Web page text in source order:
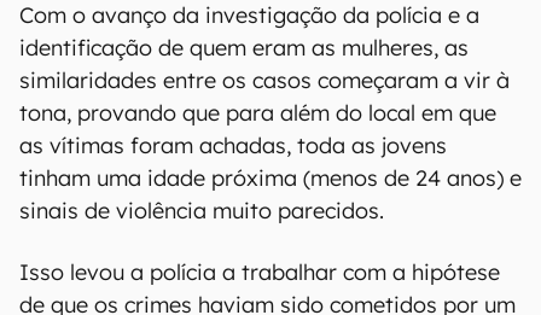
Com o avanço da investigação da polícia e a
identificação de quem eram as mulheres, as
similaridades entre os casos começaram a vir à
tona, provando que para além do local em que
as vítimas foram achadas, toda as jovens
tinham uma idade próxima (menos de 24 anos) e
sinais de violência muito parecidos.
Isso levou a polícia a trabalhar com a hipótese
de que os crimes haviam sido cometidos por um